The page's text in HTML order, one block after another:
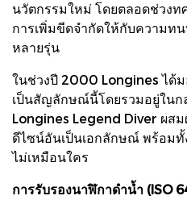
นวัตกรรมใหม่ โดยตลอดช่วง
การเพิ่มขีดจำกัดให้กับความท
หลายรุ่น
ในช่วงปี 2000 Longines ได้
เป็นสัญลักษณ์นี้โดยรวมอยู่ใน
Longines Legend Diver ผส
ดีไซน์อันเป็นเอกลักษณ์ พร้อมทั้
ไม่เหมือนใคร
การรับรองนาฬิกาดำน้ำ (ISO